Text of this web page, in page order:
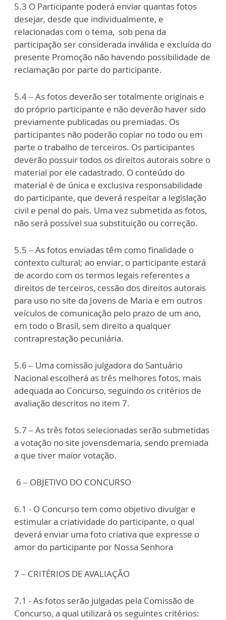
5.3 O Participante poderá enviar quantas fotos
desejar, desde que individualmente, e
relacionadas com o tema, sob pena da
participação ser considerada inválida e excluída do
presente Promoção não havendo possibilidade de
reclamação por parte do participante.
5.4 – As fotos deverão ser totalmente originais e
do próprio participante e não deverão haver sido
previamente publicadas ou premiadas. Os
participantes não poderão copiar no todo ou em
parte o trabalho de terceiros. Os participantes
deverão possuir todos os direitos autorais sobre o
material por ele cadastrado. O conteúdo do
material é de única e exclusiva responsabilidade
do participante, que deverá respeitar a legislação
civil e penal do país. Uma vez submetida as fotos,
não será possível sua substituição ou correção.
5.5 – As fotos enviadas têm como finalidade o
contexto cultural; ao enviar, o participante estará
de acordo com os termos legais referentes a
direitos de terceiros, cessão dos direitos autorais
para uso no site da Jovens de Maria e em outros
veículos de comunicação pelo prazo de um ano,
em todo o Brasil, sem direito a qualquer
contraprestação pecuniária.
5.6 – Uma comissão julgadora do Santuário
Nacional escolherá as três melhores fotos, mais
adequada ao Concurso, seguindo os critérios de
avaliação descritos no item 7.
5.7 – As três fotos selecionadas serão submetidas
a votação no site jovensdemaria, sendo premiada
a que tiver maior votação.
6 – OBJETIVO DO CONCURSO
6.1 - O Concurso tem como objetivo divulgar e
estimular a criatividade do participante, o qual
deverá enviar uma foto criativa que expresse o
amor do participante por Nossa Senhora
7 – CRITÉRIOS DE AVALIAÇÃO
7.1 - As fotos serão julgadas pela Comissão de
Concurso, a qual utilizará os seguintes critérios: